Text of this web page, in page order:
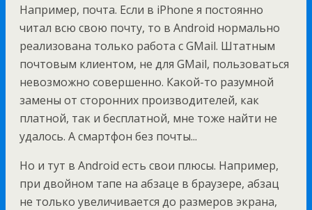
Например, почта. Если в iPhone я постоянно
читал всю свою почту, то в Android нормально
реализована только работа с GMail. Штатным
почтовым клиентом, не для GMail, пользоваться
невозможно совершенно. Какой-то разумной
замены от сторонних производителей, как
платной, так и бесплатной, мне тоже найти не
удалось. А смартфон без почты...
Но и тут в Android есть свои плюсы. Например,
при двойном тапе на абзаце в браузере, абзац
не только увеличивается до размеров экрана,